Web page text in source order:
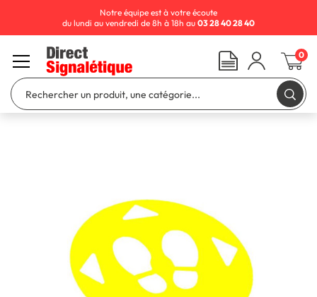
Notre équipe est à votre écoute
du lundi au vendredi de 8h à 18h au 03 28 40 28 40
0